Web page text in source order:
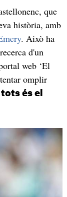
que
història, amb
. Això ha
d'un
web ‘El
omplir
és el